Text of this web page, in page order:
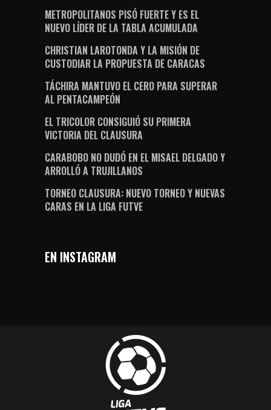
METROPOLITANOS PISÓ FUERTE Y ES EL
NUEVO LÍDER DE LA TABLA ACUMULADA
CHRISTIAN LAROTONDA Y LA MISIÓN DE
CUSTODIAR LA PROPUESTA DE CARACAS
TÁCHIRA MANTUVO EL CERO PARA SUPERAR
AL PENTACAMPEÓN
EL TRICOLOR CONSIGUIÓ SU PRIMERA
VICTORIA DEL CLAUSURA
CARABOBO NO DUDÓ EN EL MISAEL DELGADO Y
ARROLLÓ A TRUJILLANOS
TORNEO CLAUSURA: NUEVO TORNEO Y NUEVAS
CARAS EN LA LIGA FUTVE
EN INSTAGRAM